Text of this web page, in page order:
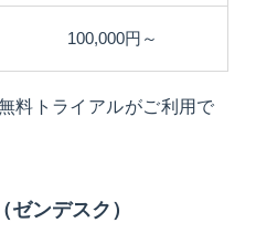
100,000円～
料トライアルがご利用で
ンデスク）